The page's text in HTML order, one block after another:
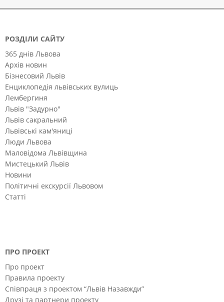
РОЗДІЛИ САЙТУ
365 днів Львова
Архів новин
Бізнесовий Львів
Енциклопедія львівських вулиць
Лембергиня
Львів "Задурно"
Львів сакральний
Львівські кам'яниці
Люди Львова
Маловідома Львівщина
Мистецький Львів
Новини
Політичні екскурсії Львовом
Статті
ПРО ПРОЕКТ
Про проект
Правила проекту
Співпраця з проектом “Львів Назавжди”
Друзі та партнери проекту